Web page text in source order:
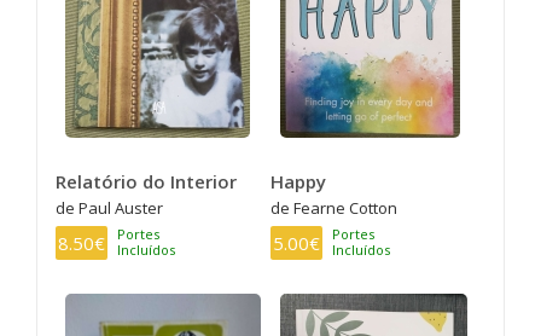
Relatório do Interior
de Paul Auster
8.50€
Portes
Incluídos
Happy
de Fearne Cotton
5.00€
Portes
Incluídos